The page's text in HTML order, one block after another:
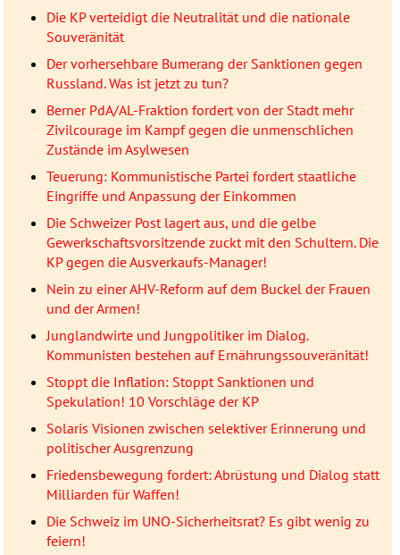
Die KP verteidigt die Neutralität und die nationale
Souveränität
Der vorhersehbare Bumerang der Sanktionen gegen
Russland. Was ist jetzt zu tun?
Berner PdA/AL-Fraktion fordert von der Stadt mehr
Zivilcourage im Kampf gegen die unmenschlichen
Zustände im Asylwesen
Teuerung: Kommunistische Partei fordert staatliche
Eingriffe und Anpassung der Einkommen
Die Schweizer Post lagert aus, und die gelbe
Gewerkschaftsvorsitzende zuckt mit den Schultern. Die
KP gegen die Ausverkaufs-Manager!
Nein zu einer AHV-Reform auf dem Buckel der Frauen
und der Armen!
Junglandwirte und Jungpolitiker im Dialog.
Kommunisten bestehen auf Ernährungssouveränität!
Stoppt die Inflation: Stoppt Sanktionen und
Spekulation! 10 Vorschläge der KP
Solaris Visionen zwischen selektiver Erinnerung und
politischer Ausgrenzung
Friedensbewegung fordert: Abrüstung und Dialog statt
Milliarden für Waffen!
Die Schweiz im UNO-Sicherheitsrat? Es gibt wenig zu
feiern!